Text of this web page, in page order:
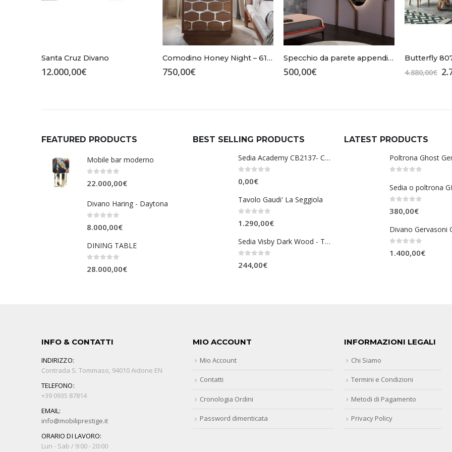
Santa Cruz Divano
12.000,00€
Comodino Honey Night – 6116
750,00€
Specchio da parete appendiabiti Tonin Casa – Family 7534
500,00€
Butterfly
4.880,00€ Il
FEATURED PRODUCTS
Mobile bar moderno
22.000,00€
Divano Haring - Daytona
8.000,00€
DINING TABLE
28.000,00€
BEST SELLING PRODUCTS
Sedia Academy CB2137- Connubia
0,00€
Tavolo Gaudi' La Seggiola
1.290,00€
Sedia Visby Dark Wood - Tomasucci
244,00€
LATEST PRODUCTS
Poltrona Ghost
380,00€
Divano Gervasoni
1.400,00€
INFO & CONTATTI
INDIRIZZO:
Contrada S. Tommaso, 94010 Aidone EN
TELEFONO:
+39 0935 87814
EMAIL:
info@mobiliprestige.it
ORARIO DI LAVORO:
Lun - Sab / 9:00 - 20:00
MIO ACCOUNT
Mio Account
Contatti
Cronologia Ordini
Password dimenticata
INFORMAZIONI LEGALI
Chi Siamo
Termini e Condizioni
Metodi di Pagamento
Privacy Policy